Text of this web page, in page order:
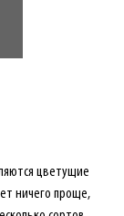
цветущие
ничего проще,